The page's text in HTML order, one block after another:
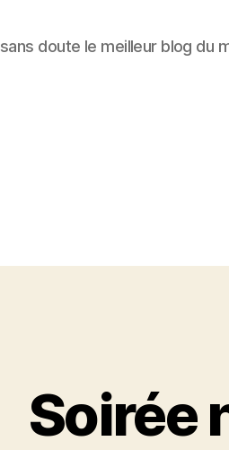
sans doute le meilleur blog du
Soirée